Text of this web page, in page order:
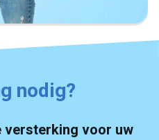
nodig?
versterking voor uw